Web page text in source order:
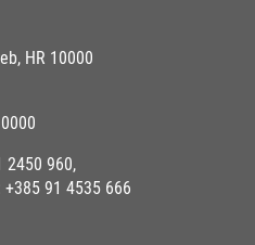
HR 10000
2450 960,
+385 91 4535 666